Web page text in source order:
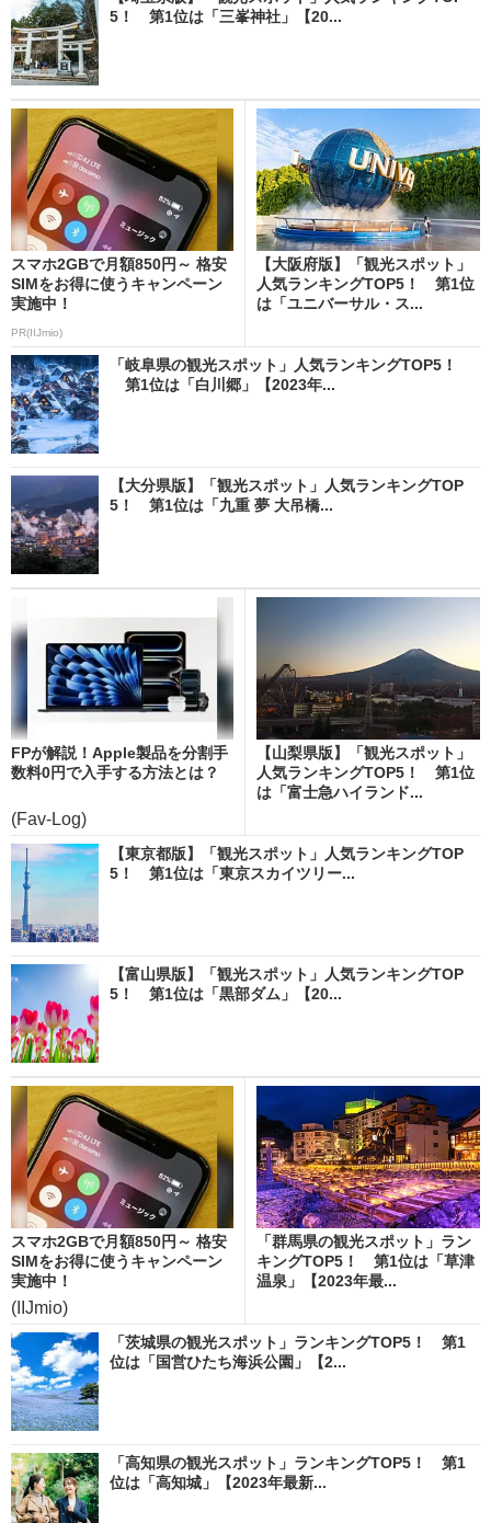
5！ 第1位は「三峯神社」【20...
スマホ2GBで月額850円～ 格安
SIMをお得に使うキャンペーン
実施中！
PR(IIJmio)
【大阪府版】「観光スポット」
人気ランキングTOP5！ 第1位
は「ユニバーサル・ス...
「岐阜県の観光スポット」人気ランキングTOP5！
第1位は「白川郷」【2023年...
【大分県版】「観光スポット」人気ランキングTOP
5！ 第1位は「九重 夢 大吊橋...
FPが解説！Apple製品を分割手
数料0円で入手する方法とは？
(Fav-Log)
【山梨県版】「観光スポット」
人気ランキングTOP5！ 第1位
は「富士急ハイランド...
【東京都版】「観光スポット」人気ランキングTOP
5！ 第1位は「東京スカイツリー...
【富山県版】「観光スポット」人気ランキングTOP
5！ 第1位は「黒部ダム」【20...
スマホ2GBで月額850円～ 格安
SIMをお得に使うキャンペーン
実施中！
(IIJmio)
「群馬県の観光スポット」ラン
キングTOP5！ 第1位は「草津
温泉」【2023年最...
「茨城県の観光スポット」ランキングTOP5！ 第1
位は「国営ひたち海浜公園」【2...
「高知県の観光スポット」ランキングTOP5！ 第1
位は「高知城」【2023年最新...